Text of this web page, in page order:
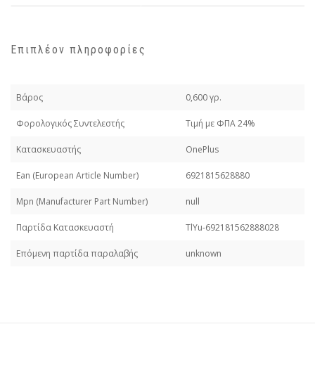
Επιπλέον πληροφορίες
Βάρος 0,600 γρ.
Φορολογικός Συντελεστής Τιμή με ΦΠΑ 24%
Κατασκευαστής OnePlus
Εan (European Article Number) 6921815628880
Mpn (Manufacturer Part Number) null
Παρτίδα Κατασκευαστή TlYu-692181562888028
Επόμενη παρτίδα παραλαβής unknown